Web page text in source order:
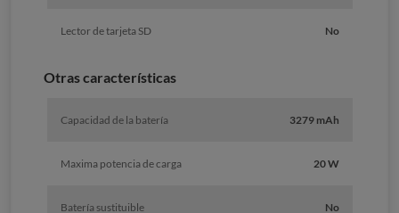
Lector de tarjeta SD No
Otras características
Capacidad de la batería 3279 mAh
Maxima potencia de carga 20 W
Batería sustituible No